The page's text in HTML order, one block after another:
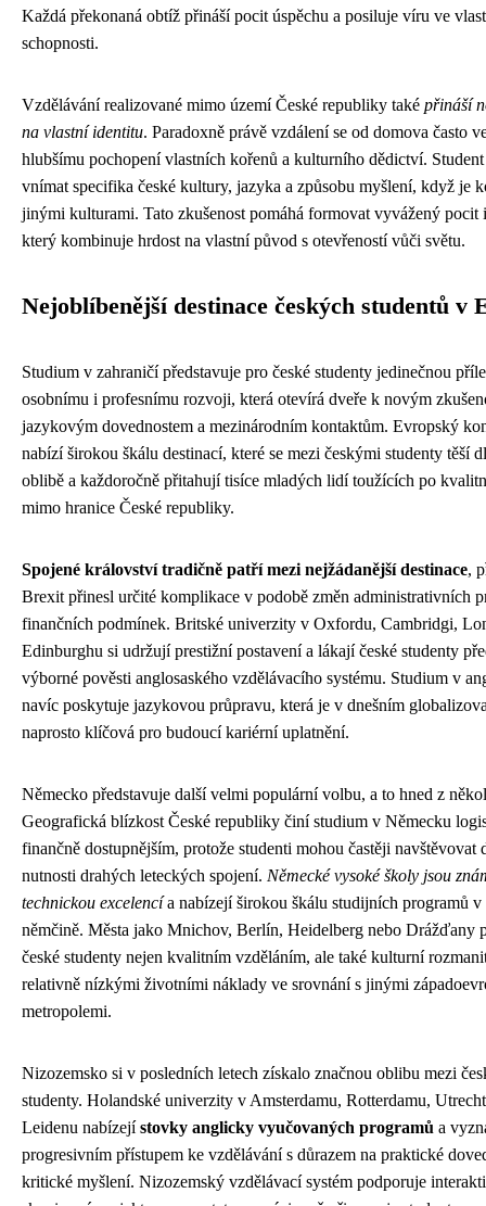
Každá překonaná obtíž přináší pocit úspěchu a posiluje víru ve
schopnosti.
Vzdělávání realizované mimo území České republiky také přináší
na vlastní identitu. Paradoxně právě vzdálení se od domova často
hlubšímu pochopení vlastních kořenů a kulturního dědictví.
vnímat specifika české kultury, jazyka a způsobu myšlení, když je
jinými kulturami. Tato zkušenost pomáhá formovat vyvážený pocit
který kombinuje hrdost na vlastní původ s otevřeností vůči světu.
Nejoblíbenější destinace českých studentů v
Studium v zahraničí představuje pro české studenty jedinečnou
osobnímu i profesnímu rozvoji, která otevírá dveře k novým
jazykovým dovednostem a mezinárodním kontaktům. Evropský
nabízí širokou škálu destinací, které se mezi českými studenty těší
oblibě a každoročně přitahují tisíce mladých lidí toužících po
mimo hranice České republiky.
Spojené království tradičně patří mezi nejžádanější destinace,
Brexit přinesl určité komplikace v podobě změn administrativních
finančních podmínek. Britské univerzity v Oxfordu, Cambridgi,
Edinburghu si udržují prestižní postavení a lákají české studenty
výborné pověsti anglosaského vzdělávacího systému. Studium v
navíc poskytuje jazykovou průpravu, která je v dnešním
naprosto klíčová pro budoucí kariérní uplatnění.
Německo představuje další velmi populární volbu, a to hned z
Geografická blízkost České republiky činí studium v Německu
finančně dostupnějším, protože studenti mohou častěji navštěvovat
nutnosti drahých leteckých spojení. Německé vysoké školy jsou
technickou excelencía nabízejí širokou škálu studijních programů
němčině. Města jako Mnichov, Berlín, Heidelberg nebo Drážďany
české studenty nejen kvalitním vzděláním, ale také kulturní
relativně nízkými životními náklady ve srovnání s jinými
metropolemi.
Nizozemsko si v posledních letech získalo značnou oblibu mezi
studenty. Holandské univerzity v Amsterdamu, Rotterdamu,
Leidenu nabízejí stovky anglicky vyučovaných programů a
progresivním přístupem ke vzdělávání s důrazem na praktické
kritické myšlení. Nizozemský vzdělávací systém podporuje